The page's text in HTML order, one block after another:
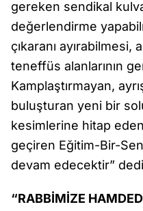
gereken sendikal
değerlendirme
çıkaranı
teneffüs alanlarının
Kamplaştırmayan,
buluşturan yeni bir
kesimlerine hitap
geçiren Eğitim-Bir-
devam edecektir”
“RABBİMİZE